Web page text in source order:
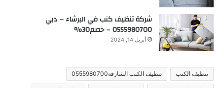
شركة تنظيف كنب في البرشاء – دبي
0555980700 – خصم30%
أبريل 14, 2024
تنظيف الكنب تنظيف الكنب الشارقة0555980700